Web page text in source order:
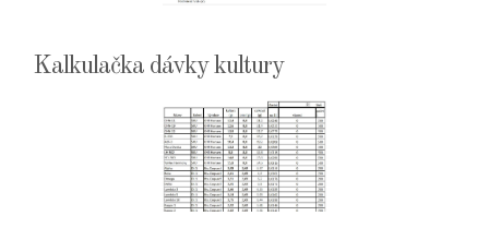
Kalkulačka dávky kultury